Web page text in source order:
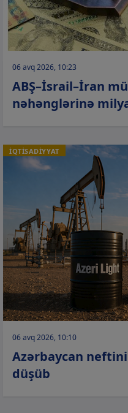
06 avq 2026, 10:23
ABŞ–İsrail–İran
nəhənglərinə
İQTİSADİYYAT
06 avq 2026, 10:10
Azərbaycan
düşüb